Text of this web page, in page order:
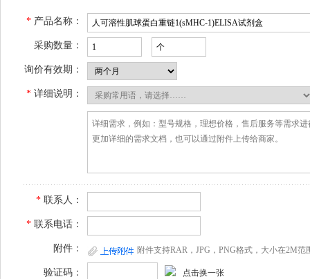
* 产品名称：
采购数量：
询价有效期：
* 详细说明：
* 联系人：
* 联系电话：
附件： 附件支持RAR，JPG，PNG格式，大小在2M范
验证码： 点击换一张